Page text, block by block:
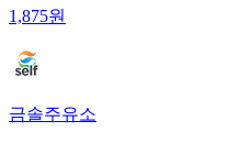
1,875원
금솔주유소